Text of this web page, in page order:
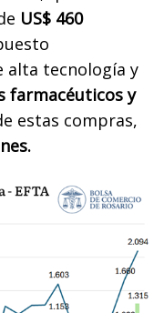
US$ 460
alta tecnología y
farmacéuticos y
estas compras,